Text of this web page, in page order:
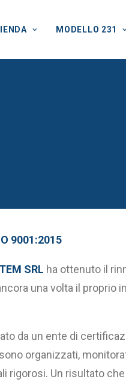
MODELLO 231
9001:2015
SRL ha ottenuto il
una volta il proprio
da un ente di
organizzati,
rigorosi. Un risultato